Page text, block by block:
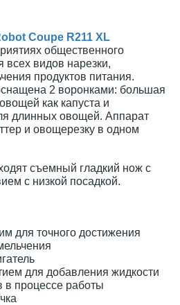
Coupe R211 XL
общественного
всех видов нарезки,
продуктов питания.
2 воронками: большая
как капуста и
длинных овощей. Аппарат
и овощерезку в одном
съемный гладкий нож с
с низкой посадкой.
для точного достижения
для добавления жидкости
в процессе работы